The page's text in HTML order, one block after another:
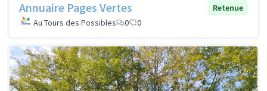
Annuaire Pages Vertes
Retenue
Au Tours des Possibles
0 0